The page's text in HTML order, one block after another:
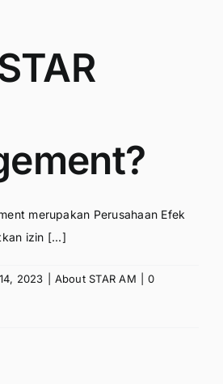
merupakan Perusahaan Efek
izin [...]
2023 About STAR AM
0